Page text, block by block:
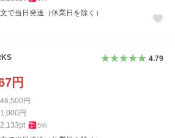
で当日発送（休業日を除く）
4.79
円
46,500円
1,000円
2,133pt 5%